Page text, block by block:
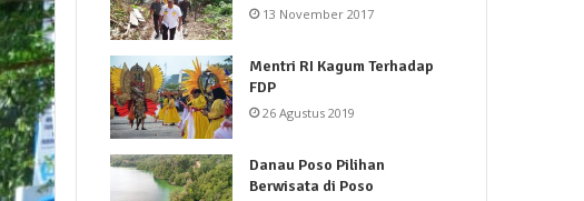
13 November 2017
Mentri RI Kagum Terhadap
FDP
26 Agustus 2019
Danau Poso Pilihan
Berwisata di Poso